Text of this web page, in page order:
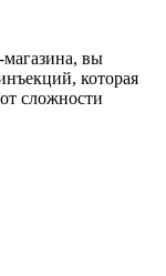
вы
которая
сложности